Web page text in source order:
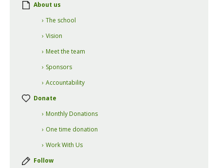
About us
The school
Vision
Meet the team
Sponsors
Accountability
Donate
Monthly Donations
One time donation
Work With Us
Follow